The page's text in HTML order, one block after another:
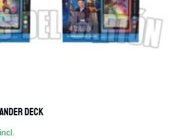
Deck